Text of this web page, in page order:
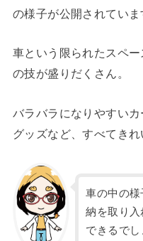
の様子が公開されていま
車という限られたスペ
の技が盛りだくさん。
バラバラになりやすい
グッズなど、すべてきれ
車の中の様
納を取り
できるでし